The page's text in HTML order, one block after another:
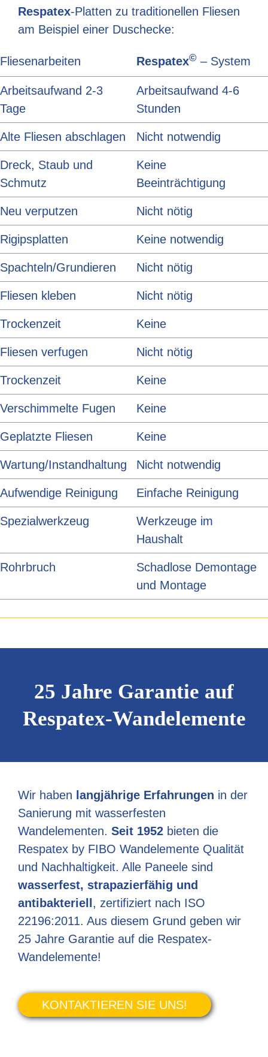
Respatex-Platten zu traditionellen Fliesen
am Beispiel einer Duschecke:
Fliesenarbeiten Respatex© – System
Arbeitsaufwand 2-3
Tage
Arbeitsaufwand 4-6
Stunden
Alte Fliesen abschlagen Nicht notwendig
Dreck, Staub und
Schmutz
Keine
Beeinträchtigung
Neu verputzen Nicht nötig
Rigipsplatten Keine notwendig
Spachteln/Grundieren Nicht nötig
Fliesen kleben Nicht nötig
Trockenzeit Keine
Fliesen verfugen Nicht nötig
Trockenzeit Keine
Verschimmelte Fugen Keine
Geplatzte Fliesen Keine
Wartung/Instandhaltung Nicht notwendig
Aufwendige Reinigung Einfache Reinigung
Spezialwerkzeug
Werkzeuge im
Haushalt
Rohrbruch
Schadlose Demontage
und Montage
25 Jahre Garantie auf
Respatex-Wandelemente
Wir haben langjährige Erfahrungen in der
Sanierung mit wasserfesten
Wandelementen. Seit 1952 bieten die
Respatex by FIBO Wandelemente Qualität
und Nachhaltigkeit. Alle Paneele sind
wasserfest, strapazierfähig und
antibakteriell , zertifiziert nach ISO
22196:2011. Aus diesem Grund geben wir
25 Jahre Garantie auf die Respatex-
Wandelemente!
KONTAKTIEREN SIE UNS!